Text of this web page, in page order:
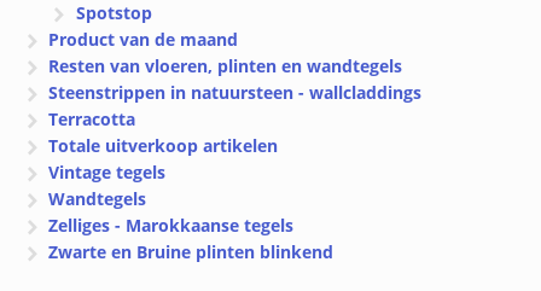
Spotstop
Product van de maand
Resten van vloeren, plinten en wandtegels
Steenstrippen in natuursteen - wallcladdings
Terracotta
Totale uitverkoop artikelen
Vintage tegels
Wandtegels
Zelliges - Marokkaanse tegels
Zwarte en Bruine plinten blinkend